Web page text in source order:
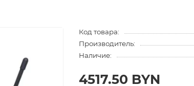
Код товара:
Производитель:
Наличие:
4517.50 BYN